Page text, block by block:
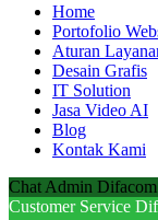
Home
Portofolio
Aturan
Desain Grafis
IT Solution
Jasa Video AI
Blog
Kontak Kami
Chat Admin Difacom
Customer Service